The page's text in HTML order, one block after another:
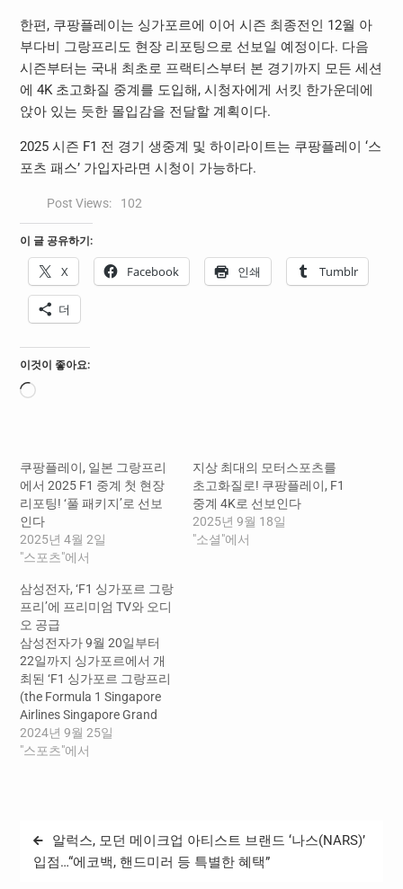
한편, 쿠팡플레이는 싱가포르에 이어 시즌 최종전인 12월 아
부다비 그랑프리도 현장 리포팅으로 선보일 예정이다. 다음
시즌부터는 국내 최초로 프랙티스부터 본 경기까지 모든 세션
에 4K 초고화질 중계를 도입해, 시청자에게 서킷 한가운데에
앉아 있는 듯한 몰입감을 전달할 계획이다.
2025 시즌 F1 전 경기 생중계 및 하이라이트는 쿠팡플레이 ‘스
포츠 패스’ 가입자라면 시청이 가능하다.
Post Views: 102
이 글 공유하기:
X Facebook 인쇄 Tumblr
더
이것이 좋아요:
로
쿠팡플레이, 일본 그랑프리
에서 2025 F1 중계 첫 현장
리포팅! ‘풀 패키지’로 선보
인다
2025년 4월 2일
"스포츠"에서
지상 최대의 모터스포츠를
초고화질로! 쿠팡플레이, F1
중계 4K로 선보인다
2025년 9월 18일
"소셜"에서
삼성전자, ‘F1 싱가포르 그랑
프리’에 프리미엄 TV와 오디
오 공급
삼성전자가 9월 20일부터
22일까지 싱가포르에서 개
최된 ‘F1 싱가포르 그랑프리
(the Formula 1 Singapore
Airlines Singapore Grand
Prix 2024)’에 프리미엄 TV
와 오디오를 공급했다. 싱가
30만 명의 관람객이 찾는 대
형 스포츠 이벤트다. 삼성전
2024년 9월 25일
"스포츠"에서
글
탐
알럭스, 모던 메이크업 아티스트 브랜드 ‘나스(NARS)’
입점…“에코백, 핸드미러 등 특별한 혜택”